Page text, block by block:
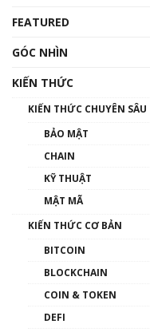
00:43:47
như thể
00:39:31
FEATURED
GÓC NHÌN
KIẾN THỨC
KIẾN THỨC CHUYÊN SÂU
BẢO MẬT
CHAIN
KỸ THUẬT
MẬT MÃ
KIẾN THỨC CƠ BẢN
BITCOIN
BLOCKCHAIN
COIN & TOKEN
DEFI